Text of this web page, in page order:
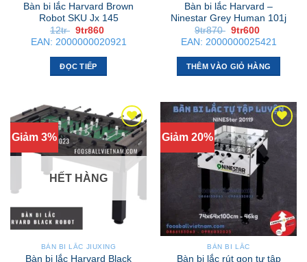
Bàn bi lắc Harvard Brown
Robot SKU Jx 145
12tr Giá
gốc
là:
12tr .
9tr860
hiện
tại
là:
EAN: 2000000020921
ĐỌC TIẾP
Bàn bi lắc Harvard –
Ninestar Grey Human 101j
9tr870 Giá
gốc
là:
9tr870 .
9tr600
hiện
tại
là:
9tr600 .
EAN: 2000000025421
THÊM VÀO GIỎ HÀNG
Giảm 3%
HẾT HÀNG
BÀN BI LẮC JIUXING
Bàn bi lắc Harvard Black
Giảm 20%
BÀN BI LẮC
Bàn bi lắc rút gọn tự tập